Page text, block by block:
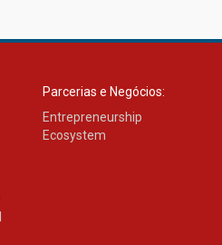
Parcerias e Negócios:
Entrepreneurship
Ecosystem